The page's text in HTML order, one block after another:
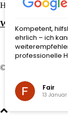
Häufige Fragen zu:
Website kaufen in
© 2026 Website von
Impressum
Kompetent,
ehrlich – ich
professionelle
Fair
13